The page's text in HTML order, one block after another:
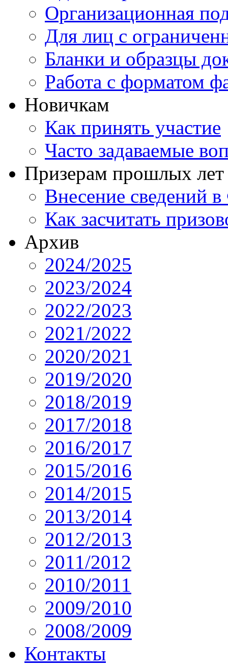
Организационная
Для лиц с
Бланки и образцы
Работа с форматом
Новичкам
Как принять участие
Часто задаваемые
Призерам прошлых лет
Внесение
Как засчитать
Архив
2024/2025
2023/2024
2022/2023
2021/2022
2020/2021
2019/2020
2018/2019
2017/2018
2016/2017
2015/2016
2014/2015
2013/2014
2012/2013
2011/2012
2010/2011
2009/2010
2008/2009
Контакты